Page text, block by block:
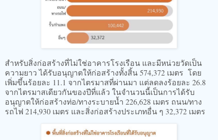
สำหรับสิ่งก่อสร้างที่ไม่ใช่อาคารโรงเรือน และมีหน่วยวัดเป็น
ความยาว ได้รับอนุญาตให้ก่อสร้างทั้งสิ้น 574,372 เมตร โดย
เพิ่มขึ้นร้อยละ 11.1 จากไตรมาสที่ผ่านมา แต่ลดลงร้อยละ 26.8
จากไตรมาสเดียวกันของปีที่แล้ว ในจำนวนนี้เป็นการได้รับ
อนุญาตให้ก่อสร้างท่อ/ทางระบายน้ำ 226,628 เมตร ถนน/ทาง
รถไฟ 214,930 เมตร และสิ่งก่อสร้างประเภทอื่น ๆ 32,372 เมตร